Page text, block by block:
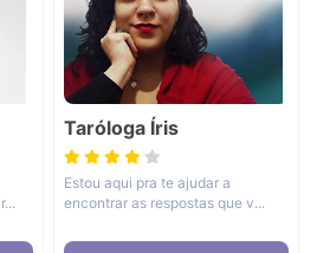
Taróloga Íris
Estou aqui pra te ajudar a
encontrar as respostas que v...